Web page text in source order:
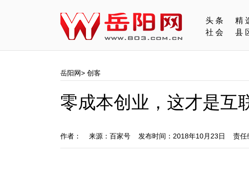
头条
社会
岳阳网> 创客
零成本创业，这才是互
作者： 来源：百家号 发布时间：2018年10月23日 责任